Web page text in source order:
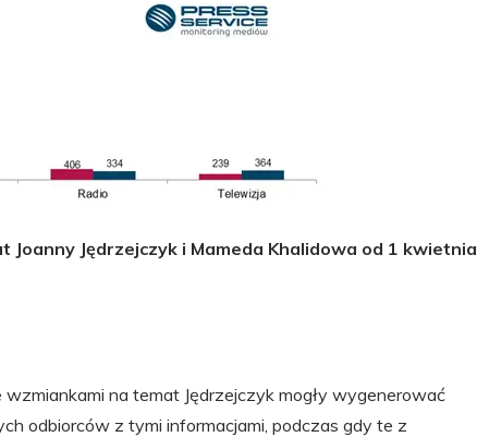
Joanny Jędrzejczyk i Mameda Khalidowa od 1 kwietnia
na temat Jędrzejczyk mogły wygenerować
odbiorców z tymi informacjami, podczas gdy te z